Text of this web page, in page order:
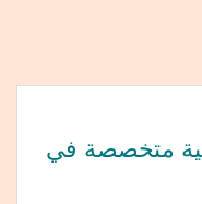
متخصصة في